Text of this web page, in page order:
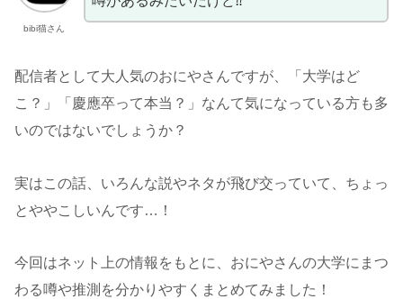
bibi猫さん
配信者として大人気のおにやさんですが、「大学はど
こ？」「慶應卒って本当？」なんて気になっている方も多
いのではないでしょうか？
実はこの話、いろんな説やネタが飛び交っていて、ちょっ
とややこしいんです…！
今回はネット上の情報をもとに、おにやさんの大学にまつ
わる噂や推測を分かりやすくまとめてみました！